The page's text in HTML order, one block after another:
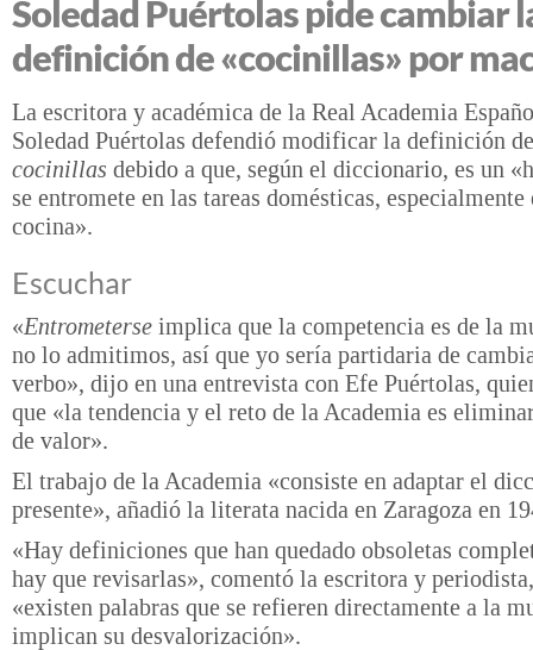
Soledad Puértolas pide cambiar
definición de «cocinillas» por
La escritora y académica de la Real Academia
Soledad Puértolas defendió modificar la definición de
cocinillas debido a que, según el diccionario, es un
se entromete en las tareas domésticas, especialmente
cocina».
Escuchar
«Entrometerse implica que la competencia es de la
no lo admitimos, así que yo sería partidaria de
verbo», dijo en una entrevista con Efe Puértolas,
que «la tendencia y el reto de la Academia es
de valor».
El trabajo de la Academia «consiste en adaptar el
presente», añadió la literata nacida en Zaragoza en
«Hay definiciones que han quedado obsoletas
hay que revisarlas», comentó la escritora y
«existen palabras que se refieren directamente a la
implican su desvalorización».